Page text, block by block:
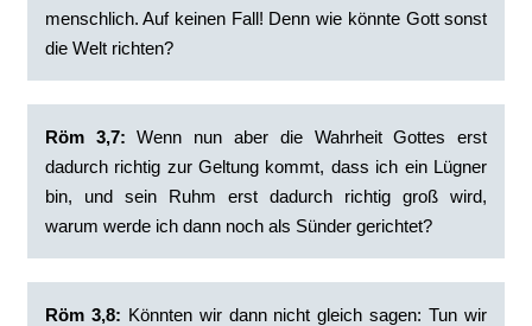
menschlich. ‭Auf keinen Fall! Denn wie könnte Gott sonst
die Welt richten?‭
‭Röm 3,7: Wenn nun aber die Wahrheit Gottes erst
dadurch richtig zur Geltung kommt, dass ich ein Lügner
bin, und sein Ruhm erst dadurch richtig groß wird,
warum werde ich dann noch als Sünder gerichtet?‭
Röm 3,8: ‭Könnten wir dann nicht gleich sagen: Tun wir